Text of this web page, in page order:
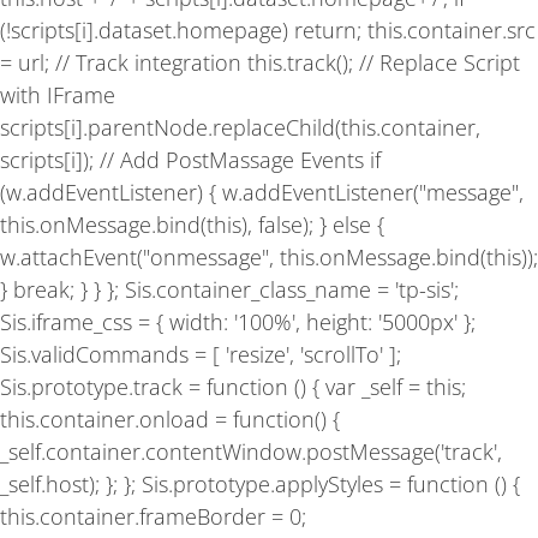
(!scripts[i].dataset.homepage) return; this.container.src
= url; // Track integration this.track(); // Replace Script
with IFrame
scripts[i].parentNode.replaceChild(this.container,
scripts[i]); // Add PostMassage Events if
(w.addEventListener) { w.addEventListener("message",
this.onMessage.bind(this), false); } else {
w.attachEvent("onmessage", this.onMessage.bind(this));
} break; } } }; Sis.container_class_name = 'tp-sis';
Sis.iframe_css = { width: '100%', height: '5000px' };
Sis.validCommands = [ 'resize', 'scrollTo' ];
Sis.prototype.track = function () { var _self = this;
this.container.onload = function() {
_self.container.contentWindow.postMessage('track',
_self.host); }; }; Sis.prototype.applyStyles = function () {
this.container.frameBorder = 0;